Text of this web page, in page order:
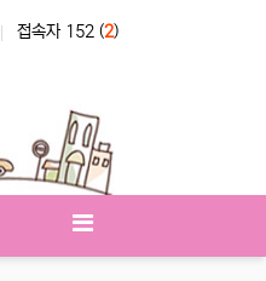
접속자 152 (2)